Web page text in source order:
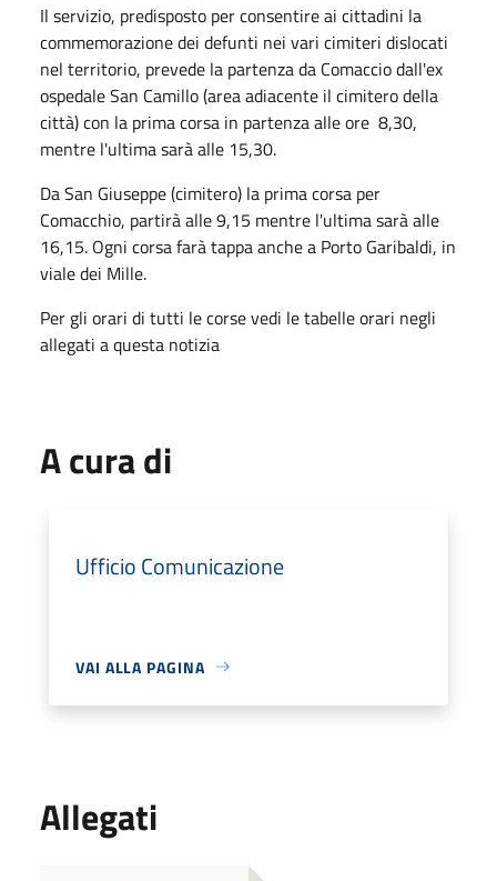
Il servizio, predisposto per consentire ai cittadini la
commemorazione dei defunti nei vari cimiteri dislocati
nel territorio, prevede la partenza da Comaccio dall'ex
ospedale San Camillo (area adiacente il cimitero della
città) con la prima corsa in partenza alle ore 8,30,
mentre l'ultima sarà alle 15,30.
Da San Giuseppe (cimitero) la prima corsa per
Comacchio, partirà alle 9,15 mentre l'ultima sarà alle
16,15. Ogni corsa farà tappa anche a Porto Garibaldi, in
viale dei Mille.
Per gli orari di tutti le corse vedi le tabelle orari negli
allegati a questa notizia
A cura di
Ufficio Comunicazione
VAI ALLA PAGINA
Allegati